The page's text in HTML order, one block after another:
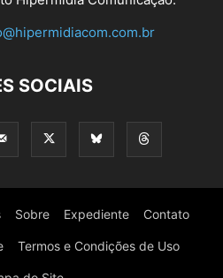
SOCIAIS
Sobre Expediente Contato
Termos e Condições de Uso